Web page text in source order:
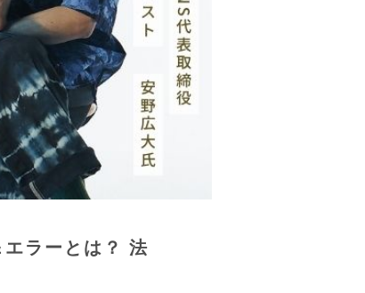
ラーとは？ 法